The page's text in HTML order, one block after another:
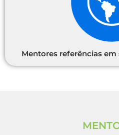
Mentores referências em